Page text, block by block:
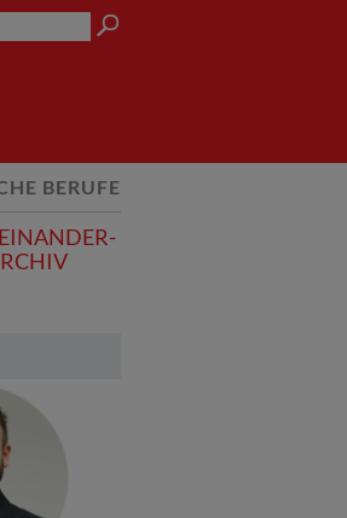
BERUFE